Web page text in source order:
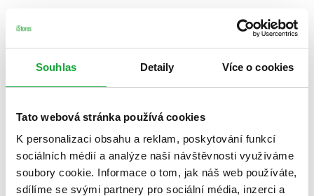
Souhlas Detaily Více o cookies
Tato webová stránka používá cookies
K personalizaci obsahu a reklam, poskytování funkcí
sociálních médií a analýze naší návštěvnosti využíváme
soubory cookie. Informace o tom, jak náš web používáte,
sdílíme se svými partnery pro sociální média, inzerci a